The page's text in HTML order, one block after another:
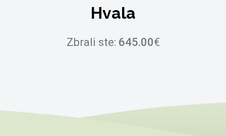
Hvala
Zbrali ste: 645.00€